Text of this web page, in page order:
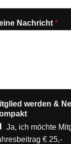
Nachricht *
werden &
Ja, ich möchte
€ 25,-